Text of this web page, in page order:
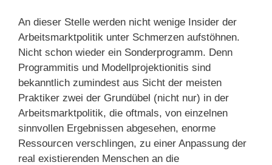
An dieser Stelle werden nicht wenige Insider der
Arbeitsmarktpolitik unter Schmerzen aufstöhnen.
Nicht schon wieder ein Sonderprogramm. Denn
Programmitis und Modellprojektionitis sind
bekanntlich zumindest aus Sicht der meisten
Praktiker zwei der Grundübel (nicht nur) in der
Arbeitsmarktpolitik, die oftmals, von einzelnen
sinnvollen Ergebnissen abgesehen, enorme
Ressourcen verschlingen, zu einer Anpassung der
real existierenden Menschen an die